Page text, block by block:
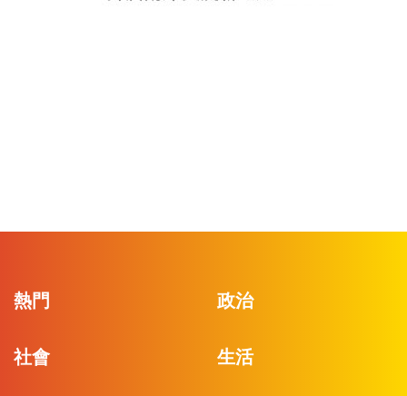
熱門 政治
社會 生活